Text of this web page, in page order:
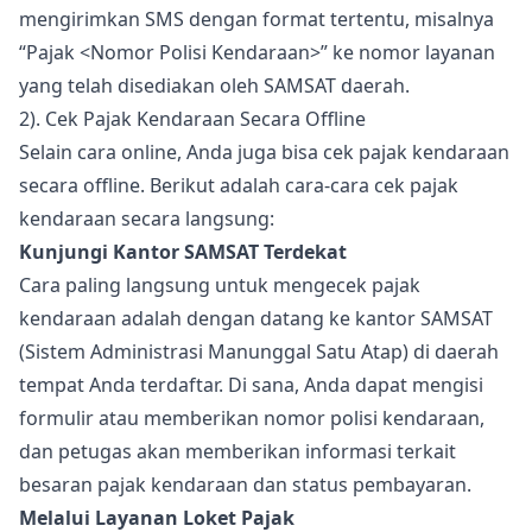
mengirimkan SMS dengan format tertentu, misalnya
“Pajak <Nomor Polisi Kendaraan>” ke nomor layanan
yang telah disediakan oleh SAMSAT daerah.
2). Cek Pajak Kendaraan Secara Offline
Selain cara online, Anda juga bisa cek pajak kendaraan
secara offline. Berikut adalah cara-cara cek pajak
kendaraan secara langsung:
Kunjungi Kantor SAMSAT Terdekat
Cara paling langsung untuk mengecek pajak
kendaraan adalah dengan datang ke kantor SAMSAT
(Sistem Administrasi Manunggal Satu Atap) di daerah
tempat Anda terdaftar. Di sana, Anda dapat mengisi
formulir atau memberikan nomor polisi kendaraan,
dan petugas akan memberikan informasi terkait
besaran pajak kendaraan dan status pembayaran.
Melalui Layanan Loket Pajak